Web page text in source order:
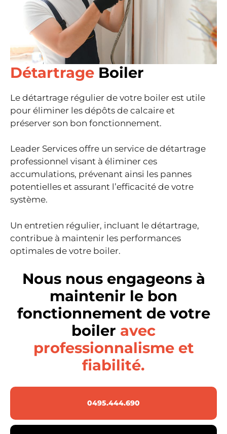
Détartrage Boiler
Le détartrage régulier de votre boiler est utile
pour éliminer les dépôts de calcaire et
préserver son bon fonctionnement.
Leader Services offre un service de détartrage
professionnel visant à éliminer ces
accumulations, prévenant ainsi les pannes
potentielles et assurant l’efficacité de votre
système.
Un entretien régulier, incluant le détartrage,
contribue à maintenir les performances
optimales de votre boiler.
Nous nous engageons à
maintenir le bon
fonctionnement de votre
boiler avec
professionnalisme et
fiabilité.
0495.444.690